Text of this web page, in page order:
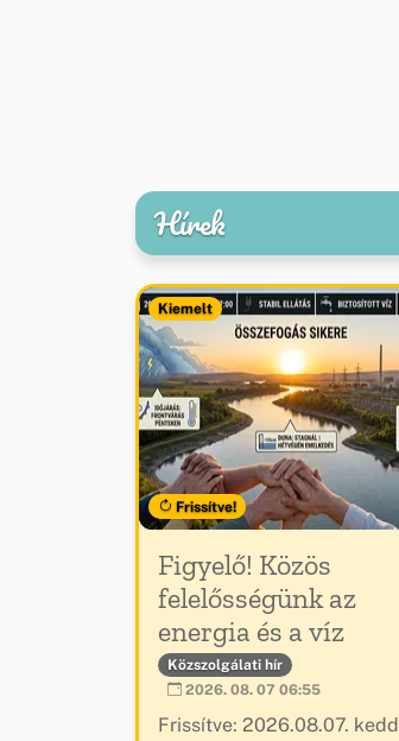
Hírek
Kiemelt
Frissítve!
Figyelő! Közös
felelősségünk az
energia és a víz
Közszolgálati hír
2026. 08. 07 06:55
Frissítve: 2026.08.07. kedd